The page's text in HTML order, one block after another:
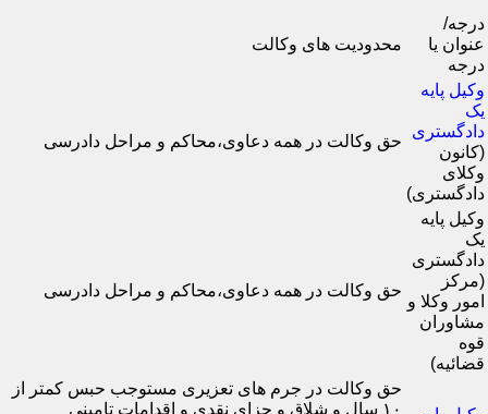
درجه/
عنوان یا
درجه
محدودیت های وکالت
وکیل پایه
یک
دادگستری
(کانون
وکلای
دادگستری)
حق وکالت در همه دعاوی،محاکم و مراحل دادرسی
وکیل پایه
یک
دادگستری
(مرکز
امور وکلا و
مشاوران
قوه
قضائیه)
حق وکالت در همه دعاوی،محاکم و مراحل دادرسی
حق وکالت در جرم های تعزیری مستوجب حبس کمتر از
۱۰ سال و شلاق و جزای نقدی و اقدامات تامینی